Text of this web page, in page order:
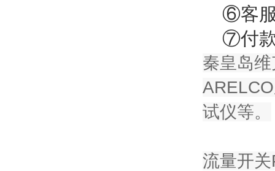
⑥客服
⑦付款
秦皇岛
试仪等。
流量开